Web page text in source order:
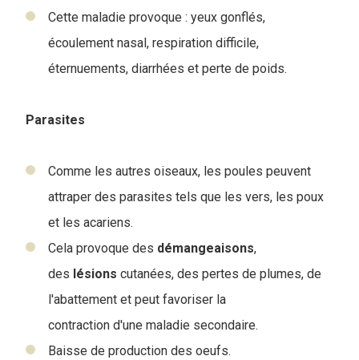
Cette maladie provoque : yeux gonflés,
écoulement nasal, respiration difficile,
éternuements, diarrhées et perte de poids.
Parasites
Comme les autres oiseaux, les poules peuvent
attraper des parasites tels que les vers, les poux
et les acariens.
Cela provoque des démangeaisons,
des lésions cutanées, des pertes de plumes, de
l'abattement et peut favoriser la
contraction d'une maladie secondaire.
Baisse de production des oeufs.